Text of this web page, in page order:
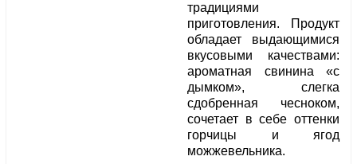
традициями
приготовления. Продукт
обладает выдающимися
вкусовыми качествами:
ароматная свинина «с
дымком», слегка
сдобренная чесноком,
сочетает в себе оттенки
горчицы и ягод
можжевельника.